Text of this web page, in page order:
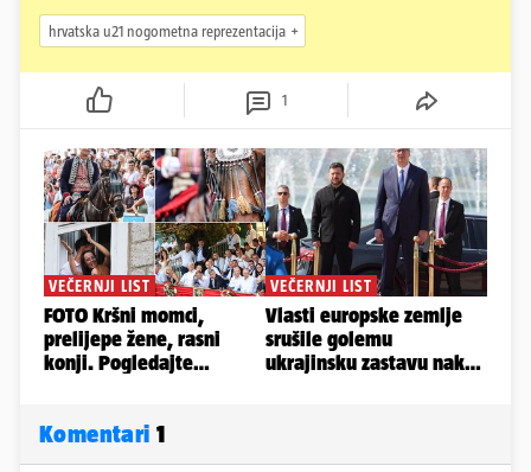
hrvatska u21 nogometna reprezentacija
1
Komentari 1